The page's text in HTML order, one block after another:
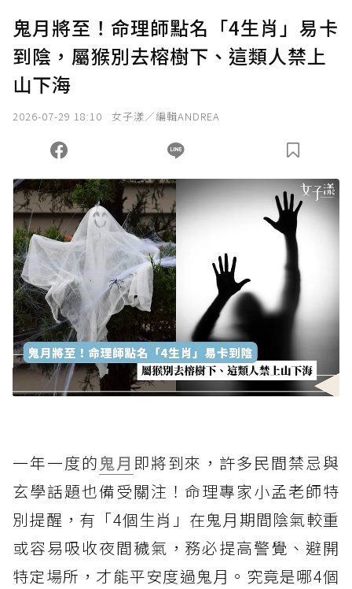
鬼月將至！命理師點名「4生肖」易卡
到陰，屬猴別去榕樹下、這類人禁上
山下海
2026-07-29 18:10 女子漾／編輯ANDREA
一年一度的鬼月 即將到來，許多民間禁忌與
玄學話題也備受關注！命理專家小孟老師特
別提醒，有「4個生肖」在鬼月期間陰氣較重
或容易吸收夜間穢氣，務必提高警覺、避開
特定場所，才能平安度過鬼月。究竟是哪4個